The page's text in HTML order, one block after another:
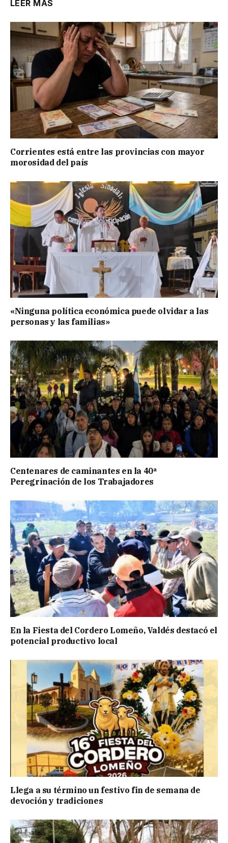
LEER MÁS
Corrientes está entre las provincias con mayor
morosidad del país
«Ninguna política económica puede olvidar a las
personas y las familias»
Centenares de caminantes en la 40ª
Peregrinación de los Trabajadores
En la Fiesta del Cordero Lomeño, Valdés destacó el
potencial productivo local
Llega a su término un festivo fin de semana de
devoción y tradiciones